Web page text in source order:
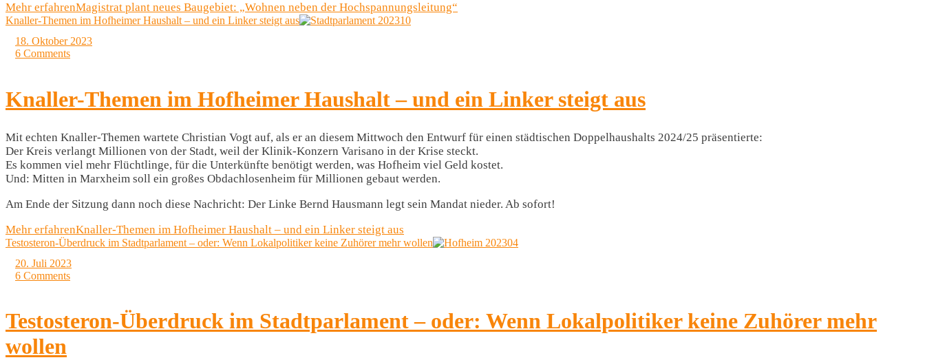
Mehr erfahrenMagistrat plant neues Baugebiet: „Wohnen neben der Hochspannungsleitung“
Knaller-Themen im Hofheimer Haushalt – und ein Linker steigt aus
18. Oktober 2023
6 Comments
Knaller-Themen im Hofheimer Haushalt – und ein Linker steigt aus
Mit echten Knaller-Themen wartete Christian Vogt auf, als er an diesem Mittwoch den Entwurf für einen städtischen Doppelhaushalts 2024/25 präsentierte:
Der Kreis verlangt Millionen von der Stadt, weil der Klinik-Konzern Varisano in der Krise steckt.
Es kommen viel mehr Flüchtlinge, für die Unterkünfte benötigt werden, was Hofheim viel Geld kostet.
Und: Mitten in Marxheim soll ein großes Obdachlosenheim für Millionen gebaut werden.
Am Ende der Sitzung dann noch diese Nachricht: Der Linke Bernd Hausmann legt sein Mandat nieder. Ab sofort!
Mehr erfahrenKnaller-Themen im Hofheimer Haushalt – und ein Linker steigt aus
Testosteron-Überdruck im Stadtparlament – oder: Wenn Lokalpolitiker keine Zuhörer mehr wollen
20. Juli 2023
6 Comments
Testosteron-Überdruck im Stadtparlament – oder: Wenn Lokalpolitiker keine Zuhörer mehr
wollen